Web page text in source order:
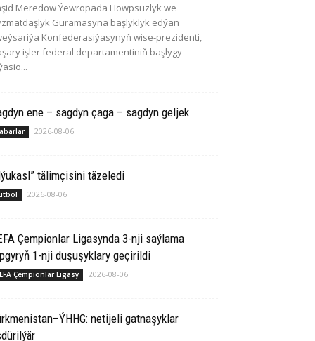
Meredow Ýewropada Howpsuzlyk we
Guramasyna başlyklyk edýän
Konfederasiýasynyň wise-prezidenti,
işler federal departamentiniň başlygy
ene – sagdyn çaga – sagdyn geljek
2026-08-06
tälimçisini täzeledi
2026-08-06
Çempionlar Ligasynda 3-nji saýlama
1-nji duşuşyklary geçirildi
Çempionlar Ligasy 2026-08-06
netijeli gatnaşyklar